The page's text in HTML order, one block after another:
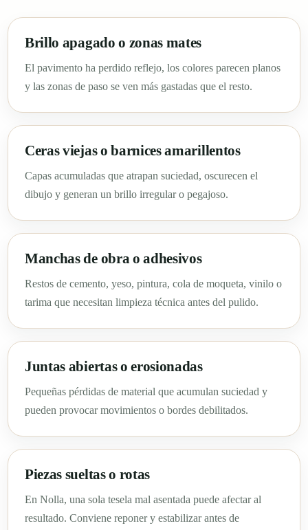
Brillo apagado o zonas mates
El pavimento ha perdido reflejo, los colores parecen planos
y las zonas de paso se ven más gastadas que el resto.
Ceras viejas o barnices amarillentos
Capas acumuladas que atrapan suciedad, oscurecen el
dibujo y generan un brillo irregular o pegajoso.
Manchas de obra o adhesivos
Restos de cemento, yeso, pintura, cola de moqueta, vinilo o
tarima que necesitan limpieza técnica antes del pulido.
Juntas abiertas o erosionadas
Pequeñas pérdidas de material que acumulan suciedad y
pueden provocar movimientos o bordes debilitados.
Piezas sueltas o rotas
En Nolla, una sola tesela mal asentada puede afectar al
resultado. Conviene reponer y estabilizar antes de